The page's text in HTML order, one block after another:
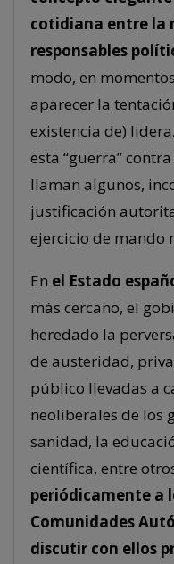
cotidiana entre la
responsables
modo, en
aparecer la
existencia de)
esta “guerra”
llaman algunos,
justificación
ejercicio de mando
En el Estado
más cercano, el
heredado la
de austeridad,
público llevadas a
neoliberales de los
sanidad, la
científica, entre
periódicamente a
Comunidades
discutir con ellos